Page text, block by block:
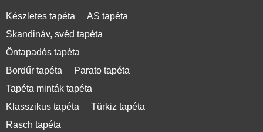
Készletes tapéta
AS tapéta
Skandináv, svéd tapéta
Öntapadós tapéta
Bordűr tapéta
Parato tapéta
Tapéta minták tapéta
Klasszikus tapéta
Türkiz tapéta
Rasch tapéta